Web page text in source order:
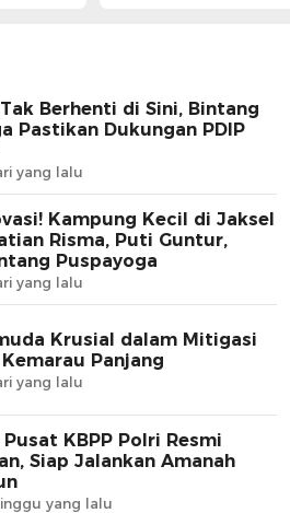
Berhenti di Sini, Bintang
Pastikan Dukungan PDIP
yang lalu
Kampung Kecil di Jaksel
Risma, Puti Guntur,
Puspayoga
yang lalu
Krusial dalam Mitigasi
Panjang
yang lalu
KBPP Polri Resmi
Siap Jalankan Amanah
yang lalu